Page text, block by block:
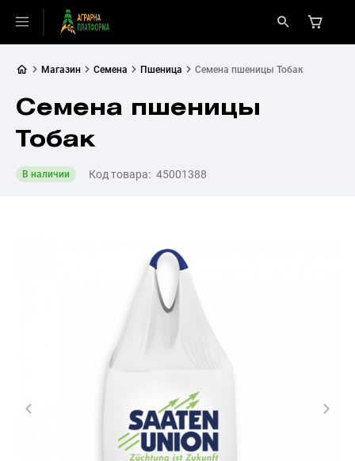
Магазин Семена Пшеница Семена пшеницы Тобак
Семена пшеницы
Тобак
В наличии Код товара: 45001388